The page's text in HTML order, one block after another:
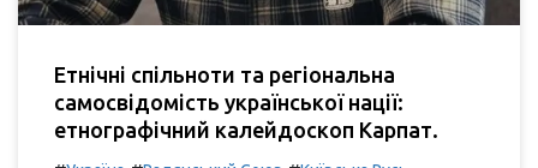
Етнічні спільноти та регіональна
самосвідомість української нації:
етнографічний калейдоскоп Карпат.